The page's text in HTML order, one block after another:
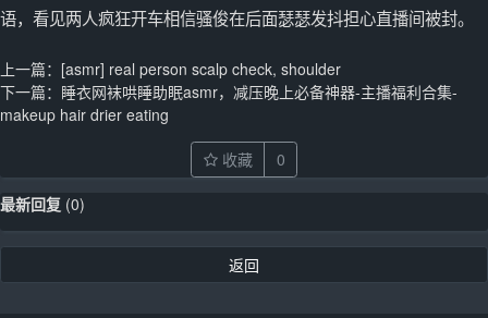
语，看见两人疯狂开车相信骚俊在后面瑟瑟发抖担心直播间被封。
上一篇： [asmr] real person scalp check, shoulder
下一篇： 睡衣网袜哄睡助眠asmr，减压晚上必备神器-主播福利合集-
makeup hair drier eating
收藏 0
最新回复 (0)
返回